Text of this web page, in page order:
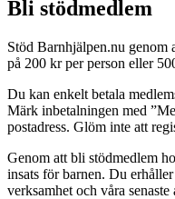
Bli stödmedlem
Stöd Barnhjälpen.nu genom
på 200 kr per person eller
Du kan enkelt betala
Märk inbetalningen med
postadress. Glöm inte att
Genom att bli stödmedlem
insats för barnen. Du
verksamhet och våra senaste